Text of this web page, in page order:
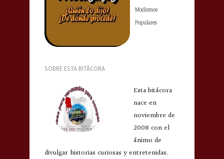
Modismos
Populares
SOBRE ESTA BITÁCORA
Esta bitácora
nace en
noviembre de
2008 con el
ánimo de
divulgar historias curiosas y entretenidas.